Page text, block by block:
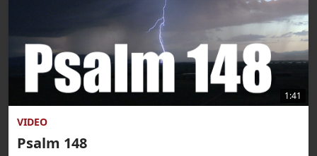
1:41
VIDEO
Psalm 148